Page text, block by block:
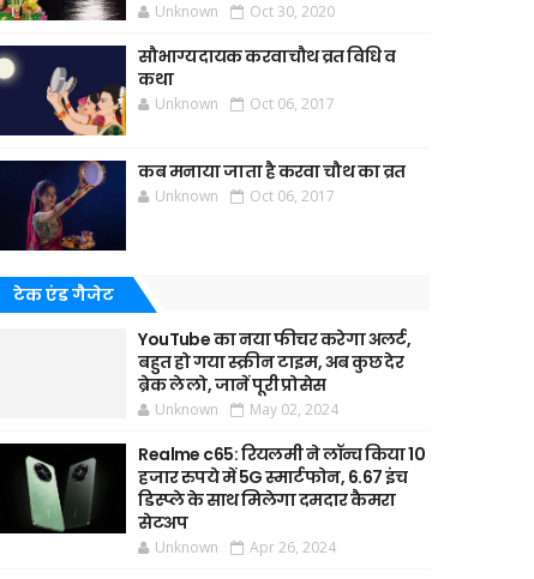
Unknown Oct 30, 2020
सौभाग्यदायक करवाचौथ व्रत विधि व
कथा
Unknown Oct 06, 2017
कब मनाया जाता है करवा चौथ का व्रत
Unknown Oct 06, 2017
टेक एंड गैजेट
YouTube का नया फीचर करेगा अलर्ट,
बहुत हो गया स्क्रीन टाइम, अब कुछ देर
ब्रेक ले लो, जानें पूरी प्रोसेस
Unknown May 02, 2024
Realme c65: रियलमी ने लॉन्च किया 10
हजार रुपये में 5G स्मार्टफोन, 6.67 इंच
डिस्प्ले के साथ मिलेगा दमदार कैमरा
सेटअप
Unknown Apr 26, 2024